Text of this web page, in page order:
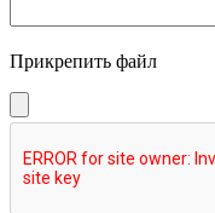
Прикрепить файл